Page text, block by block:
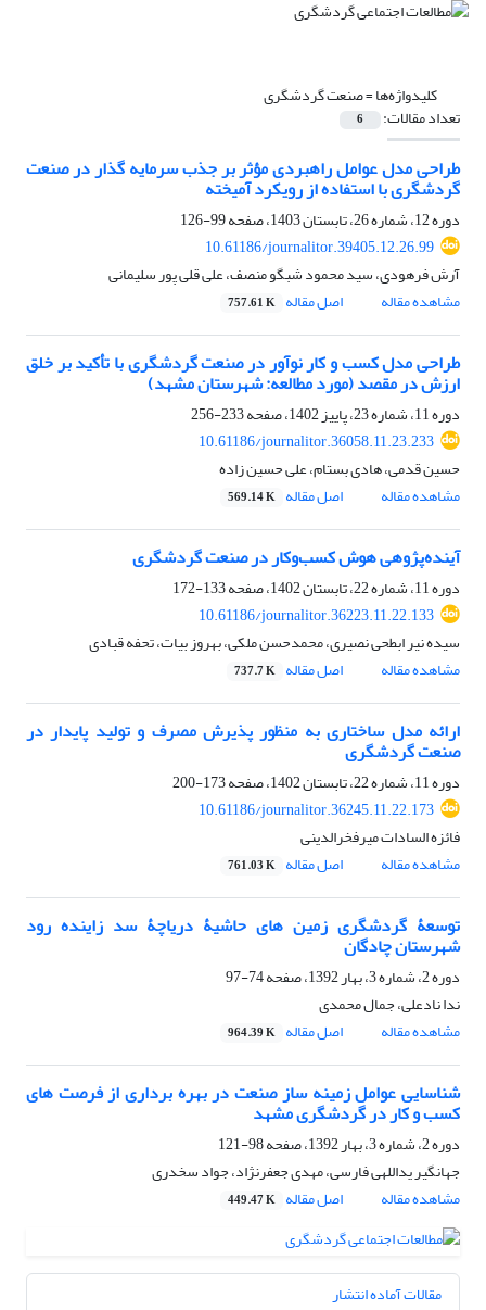
کلیدواژه‌ها =صنعت گردشگری
تعداد مقالات: 6
طراحی مدل عوامل راهبردی مؤثر بر جذب سرمایه گذار در صنعت
گردشگری با استفاده از رویکرد آمیخته
دوره 12، شماره 26، تابستان 1403، صفحه
99-126
10.61186/journalitor.39405.12.26.99
آرش فرهودی، سید محمود شبگو منصف، علی قلی پور سلیمانی
مشاهده مقاله
اصل مقاله 757.61 K
طراحی مدل کسب و کار نوآور در صنعت گردشگری با تأکید بر خلق
ارزش در مقصد (مورد مطالعه: شهرستان مشهد)
دوره 11، شماره 23، پاییز 1402، صفحه
233-256
10.61186/journalitor.36058.11.23.233
حسین قدمی، هادی بستام، علی حسین زاده
مشاهده مقاله
اصل مقاله 569.14 K
آینده‌پژوهی هوش کسب‌و‌کار در صنعت گردشگری
دوره 11، شماره 22، تابستان 1402، صفحه
133-172
10.61186/journalitor.36223.11.22.133
سیده نیر ابطحی نصیری، محمدحسن ملکی، بهروز بیات، تحفه قبادی
مشاهده مقاله
اصل مقاله 737.7 K
ارائه مدل ساختاری به منظور پذیرش مصرف و تولید پایدار در
صنعت گردشگری
دوره 11، شماره 22، تابستان 1402، صفحه
173-200
10.61186/journalitor.36245.11.22.173
فائزه السادات میرفخرالدینی
مشاهده مقاله
اصل مقاله 761.03 K
توسعۀ گردشگری زمین های حاشیۀ دریاچۀ سد زاینده رود
شهرستان چادگان
دوره 2، شماره 3، بهار 1392، صفحه
74-97
ندا نادعلی، جمال محمدی
مشاهده مقاله
اصل مقاله 964.39 K
شناسایی عوامل زمینه ساز صنعت در بهره برداری از فرصت های
کسب و کار در گردشگری مشهد
دوره 2، شماره 3، بهار 1392، صفحه
98-121
جهانگیر یداللهی فارسی، مهدی جعفرنژاد، جواد سخدری
مشاهده مقاله
اصل مقاله 449.47 K
مقالات آماده انتشار